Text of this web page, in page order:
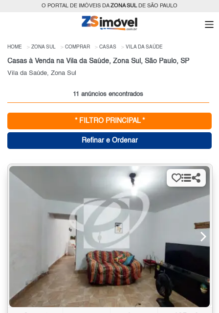
O PORTAL DE IMÓVEIS DAZONA SULDE SÃO PAULO
HOME ZONA SUL COMPRAR CASAS VILA DA SAÚDE
Casas à Venda na Vila da Saúde, Zona Sul, São Paulo, SP
Vila da Saúde, Zona Sul
11 anúncios encontrados
* FILTRO PRINCIPAL *
Refinar e Ordenar